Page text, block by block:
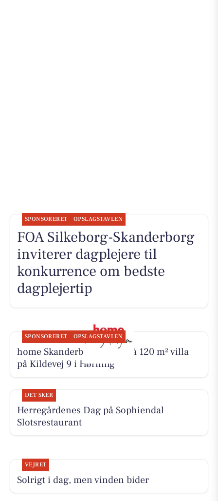
SPONSORERET OPSLAGSTAVLEN
FOA Silkeborg-Skanderborg
inviterer dagplejere til
konkurrence om bedste
dagplejertip
SPONSORERET OPSLAGSTAVLEN
home Skanderborg byder på 120 m² villa
på Kildevej 9 i Hørning
DET SKER
Herregårdenes Dag på Sophiendal
Slotsrestaurant
VEJRET
Solrigt i dag, men vinden bider